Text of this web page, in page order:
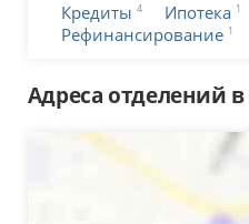
Кредиты 4 Ипотека 1
Рефинансирование 1
Адреса отделений в